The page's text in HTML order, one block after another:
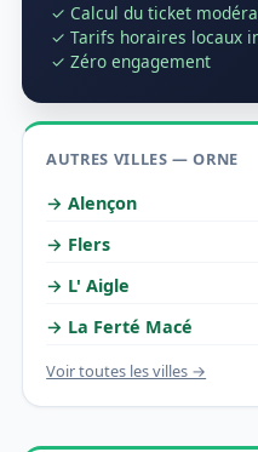
✓ Calcul du ticket
✓ Tarifs horaires locaux
✓ Zéro engagement
AUTRES VILLES — ORNE
→ Alençon
→ Flers
→ L' Aigle
→ La Ferté Macé
Voir toutes les villes →